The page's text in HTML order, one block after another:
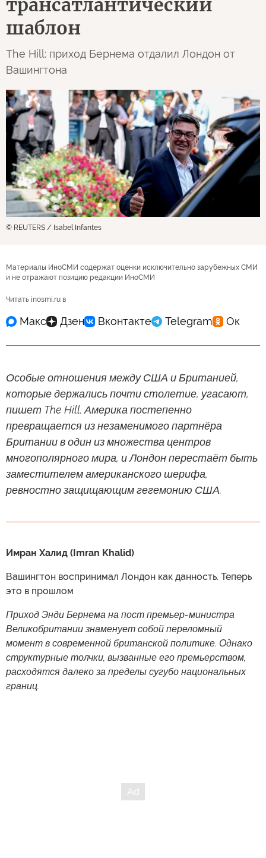
трансатлантический
шаблон
The Hill: приход Бернема отдалил Лондон от
Вашингтона
© REUTERS / Isabel Infantes
Материалы ИноСМИ содержат оценки исключительно зарубежных СМИ
и не отражают позицию редакции ИноСМИ
Читать inosmi.ru в
Особые отношения между США и Британией,
которые держались почти столетие, угасают,
пишет The Hill. Америка постепенно
превращается из незаменимого партнёра
Британии в один из множества центров
многополярного мира, и Лондон перестаёт быть
заместителем американского шерифа,
ревностно защищающим гегемонию США.
Имран Халид (Imran Khalid)
Вашингтон воспринимал Лондон как данность. Теперь
это в прошлом
Приход Энди Бернема на пост премьер-министра
Великобритании знаменует собой переломный
момент в современной британской политике. Однако
структурные толчки, вызванные его премьерством,
расходятся далеко за пределы сугубо национальных
границ.